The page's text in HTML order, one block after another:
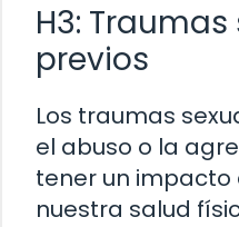
H3:
previos
Los traumas
el abuso o la
tener un impacto
nuestra salud